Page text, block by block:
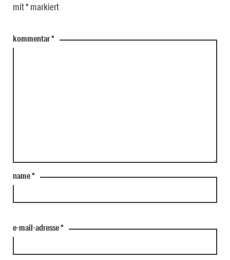
mit*markiert
kommentar*
name*
e-mail-adresse*